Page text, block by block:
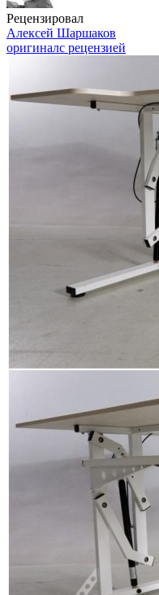
Рецензировал
Алексей Шаршаков
оригиналс рецензией